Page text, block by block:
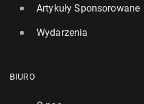
Artykuły Sponsorowane
Wydarzenia
BIURO